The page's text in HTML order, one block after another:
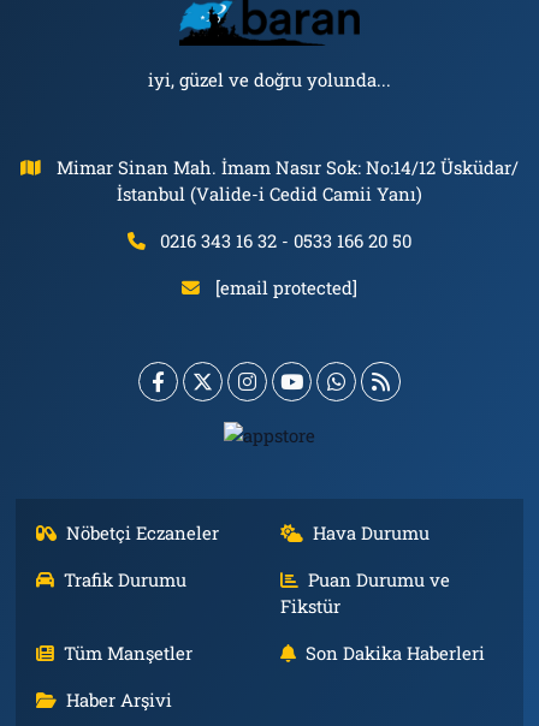
iyi, güzel ve doğru yolunda...
Mimar Sinan Mah. İmam Nasır Sok: No:14/12 Üsküdar/
İstanbul (Valide-i Cedid Camii Yanı)
0216 343 16 32 - 0533 166 20 50
[email protected]
Nöbetçi Eczaneler
Hava Durumu
Trafik Durumu
Puan Durumu ve
Fikstür
Tüm Manşetler
Son Dakika Haberleri
Haber Arşivi